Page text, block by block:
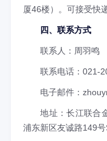
厦46楼）。可接受快
四、联系方式
联系人：周羽鸣
联系电话：021-
电子邮件：
地址：长江联合金
浦东新区友诚路149号